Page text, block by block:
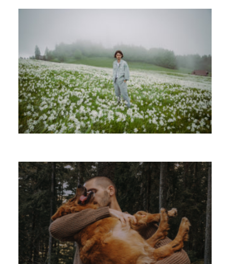
ARMAND BULTHEEL
JOSEPH SCHIANO DI LOMBO